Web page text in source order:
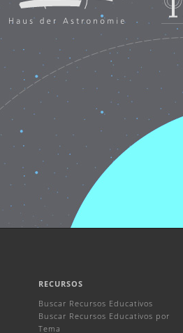
RECURSOS
Buscar Recursos Educativos
Buscar Recursos Educativos por
Tema